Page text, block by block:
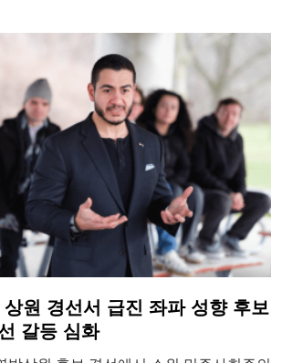
원 경선서 급진 좌파 성향 후보
갈등 심화